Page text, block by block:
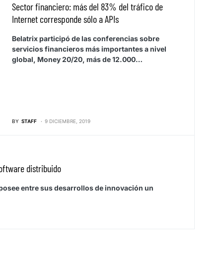
Sector financiero: más del 83% del tráfico de
Internet corresponde sólo a APIs
Belatrix participó de las conferencias sobre
servicios financieros más importantes a nivel
global, Money 20/20, más de 12.000…
BY STAFF 9 DICIEMBRE, 2019
distribuido
entre sus desarrollos de innovación un